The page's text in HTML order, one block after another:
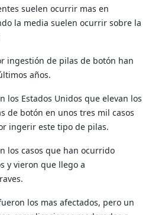
suelen ocurrir mas en
la media suelen ocurrir sobre la
ingestión de pilas de botón han
años.
los Estados Unidos que elevan los
de botón en unos tres mil casos
ingerir este tipo de pilas.
los casos que han ocurrido
y vieron que llego a
los mas afectados, pero un